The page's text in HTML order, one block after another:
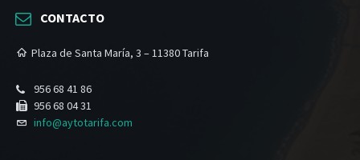
CONTACTO
Plaza de Santa María, 3 – 11380 Tarifa
956 68 41 86
956 68 04 31
info@aytotarifa.com